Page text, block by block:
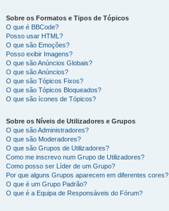
Sobre os Formatos e Tipos de Tópicos
O que é BBCode?
Posso usar HTML?
O que são Emoções?
Posso exibir Imagens?
O que são Anúncios Globais?
O que são Anúncios?
O que são Tópicos Fixos?
O que são Tópicos Bloqueados?
O que são ícones de Tópicos?
Sobre os Níveis de Utilizadores e Grupos
O que são Administradores?
O que são Moderadores?
O que são Grupos de Utilizadores?
Como me inscrevo num Grupo de Utilizadores?
Como posso ser Líder de um Grupo?
Por que alguns Grupos aparecem em diferentes cores?
O que é um Grupo Padrão?
O que é a Equipa de Responsáveis do Fórum?